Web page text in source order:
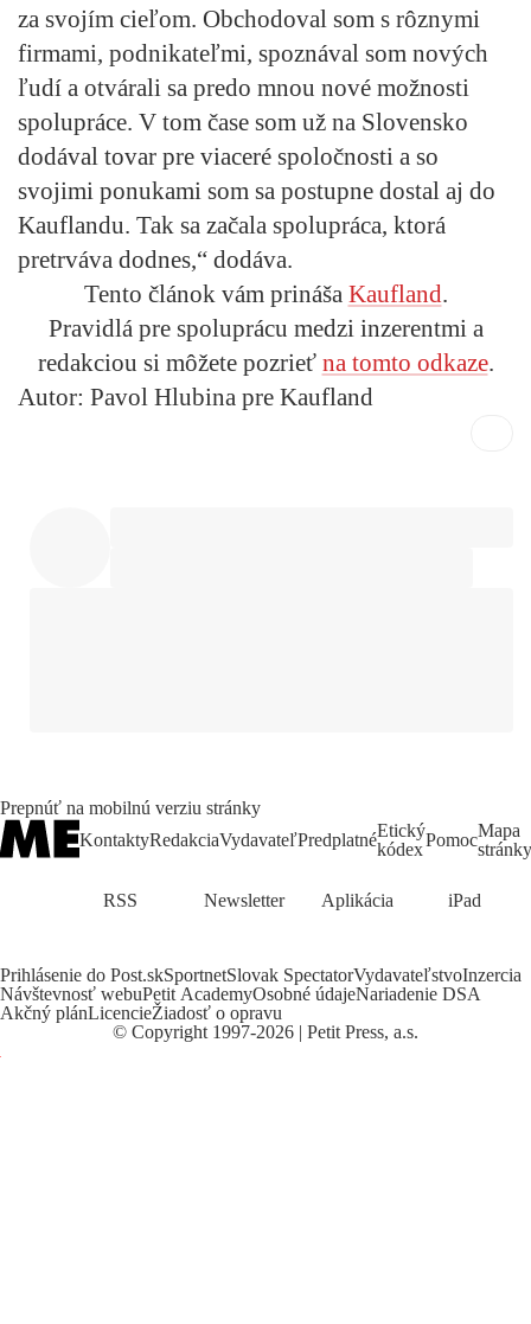
za svojím cieľom. Obchodoval som s rôznymi
firmami, podnikateľmi, spoznával som nových
ľudí a otvárali sa predo mnou nové možnosti
spolupráce. V tom čase som už na Slovensko
dodával tovar pre viaceré spoločnosti a so
svojimi ponukami som sa postupne dostal aj do
Kauflandu. Tak sa začala spolupráca, ktorá
pretrváva dodnes,“ dodáva.
Tento článok vám prináša Kaufland.
Pravidlá pre spoluprácu medzi inzerentmi a
redakciou si môžete pozrieť na tomto odkaze.
Autor: Pavol Hlubina pre Kaufland
Prepnúť na mobilnú verziu stránky
KontaktyRedakciaVydavateľPredplatnéEtický
kódexPomocMapa
stránky
RSS Newsletter Aplikácia iPad
Prihlásenie do Post.skSportnetSlovak SpectatorVydavateľstvoInzercia
Návštevnosť webuPetit AcademyOsobné údajeNariadenie DSA
Akčný plánLicencieŽiadosť o opravu
© Copyright 1997-2026 | Petit Press, a.s.